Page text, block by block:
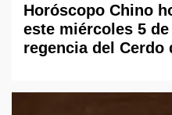
Horóscopo Chino
este miércoles 5
regencia del Cerdo